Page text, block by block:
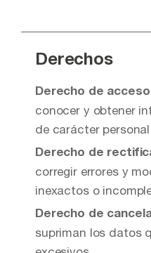
Derechos
Derecho de
conocer y obtener
de carácter
Derecho de
corregir errores y
inexactos o
Derecho de
supriman los datos